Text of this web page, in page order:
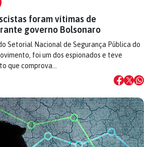
foram vítimas de
governo Bolsonaro
Setorial Nacional de Segurança Pública do
foi um dos espionados e teve
que comprova…